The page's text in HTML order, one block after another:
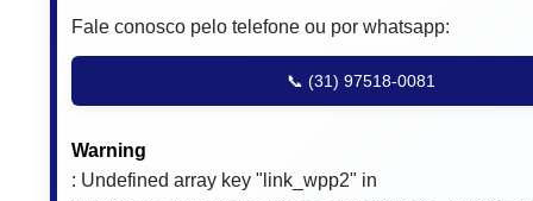
Fale conosco pelo telefone ou por whatsapp:
📞 (31) 97518-0081
Warning
: Undefined array key "link_wpp2" in